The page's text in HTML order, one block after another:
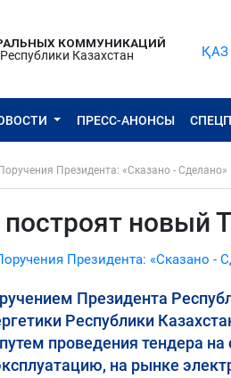
КОММУНИКАЦИЙ
Казахстан
ҚАЗ
ПРЕСС-АНОНСЫ
Поручения Президента: «Сказано - Сделано»
новый
Президента: «Сказано -
Президента
Республики
проведения тендера
на рынке